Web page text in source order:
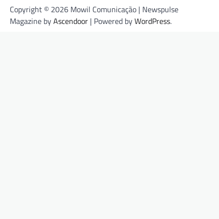
Copyright © 2026 Mowil Comunicação | Newspulse
Magazine byAscendoor | Powered byWordPress.